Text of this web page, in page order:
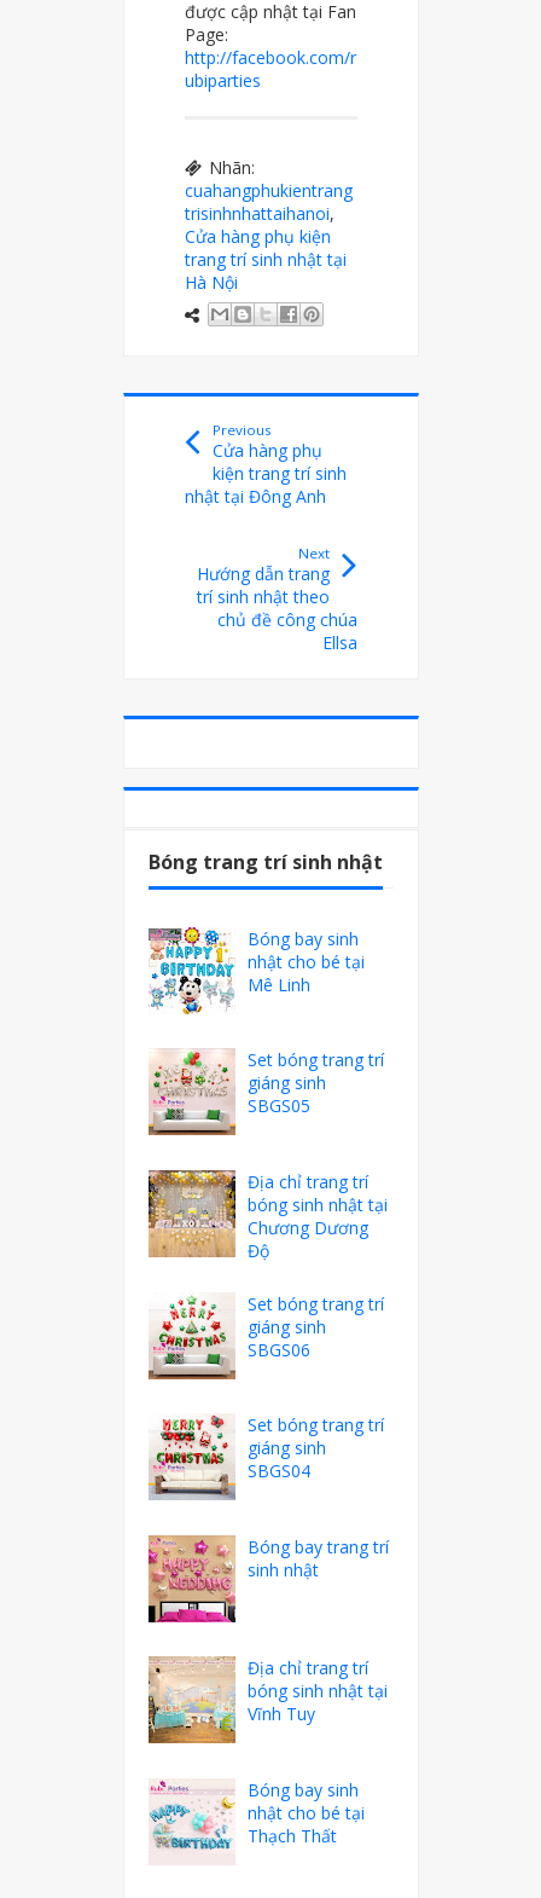
được cập nhật tại Fan
Page:
http://facebook.com/r
ubiparties
Nhãn:
cuahangphukientrang
trisinhnhattaihanoi,
Cửa hàng phụ kiện
trang trí sinh nhật tại
Hà Nội
Previous
Cửa hàng phụ
kiện trang trí sinh
nhật tại Đông Anh
Next
Hướng dẫn trang
trí sinh nhật theo
chủ đề công chúa
Ellsa
Bóng trang trí sinh nhật
Bóng bay sinh
nhật cho bé tại
Mê Linh
Set bóng trang trí
giáng sinh
SBGS05
Địa chỉ trang trí
bóng sinh nhật tại
Chương Dương
Độ
Set bóng trang trí
giáng sinh
SBGS06
Set bóng trang trí
giáng sinh
SBGS04
Bóng bay trang trí
sinh nhật
Địa chỉ trang trí
bóng sinh nhật tại
Vĩnh Tuy
Bóng bay sinh
nhật cho bé tại
Thạch Thất